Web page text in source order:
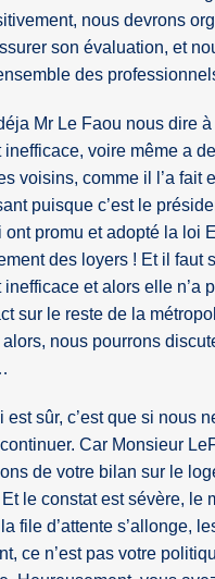
nous devrons
son évaluation, et
des
Mr Le Faou nous dire
inefficace, voire même a
voisins, comme il l’a fait
puisque c’est le
ont promu et adopté la loi
des loyers ! Et il faut
inefficace et alors elle n’a
sur le reste de la
nous pourrons
est sûr, c’est que si nous
Car Monsieur
de votre bilan sur le
le constat est sévère, le
file d’attente s’allonge,
ce n’est pas votre